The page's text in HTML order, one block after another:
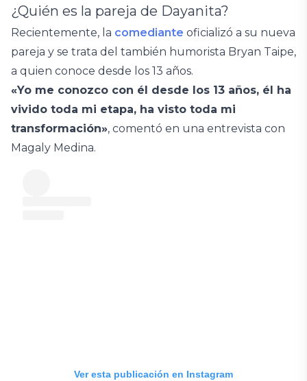
¿Quién es la pareja de Dayanita?
Recientemente, la comediante oficializó a su nueva
pareja y se trata del también humorista Bryan Taipe,
a quien conoce desde los 13 años.
«Yo me conozco con él desde los 13 años, él ha
vivido toda mi etapa, ha visto toda mi
transformación», comentó en una entrevista con
Magaly Medina.
Ver esta publicación en Instagram